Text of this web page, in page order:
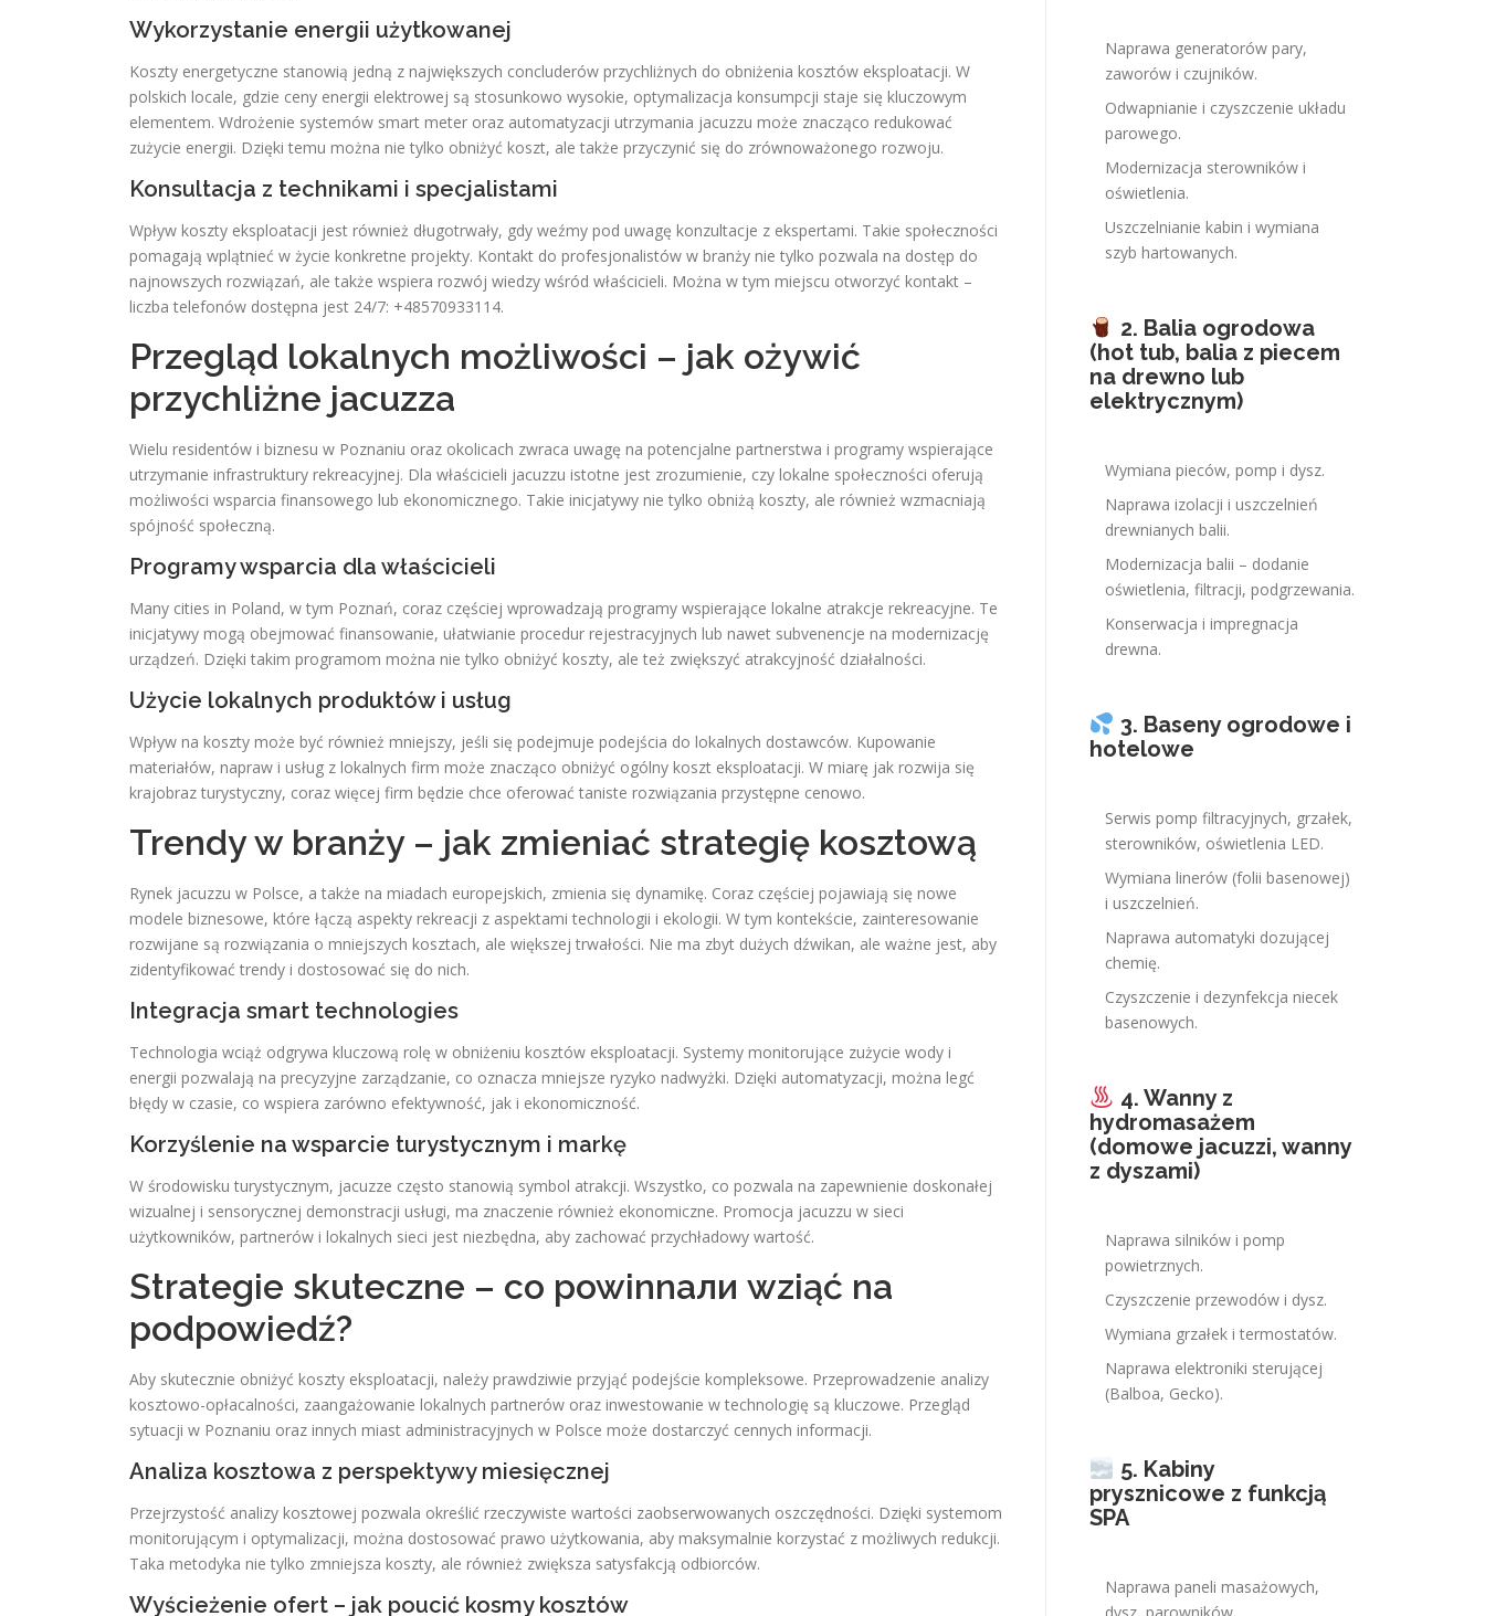
Wykorzystanie energii użytkowanej
Koszty energetyczne stanowią jedną z największych concluderów przychliżnych do obniżenia kosztów eksploatacji. W
polskich locale, gdzie ceny energii elektrowej są stosunkowo wysokie, optymalizacja konsumpcji staje się kluczowym
elementem. Wdrożenie systemów smart meter oraz automatyzacji utrzymania jacuzzu może znacząco redukować
zużycie energii. Dzięki temu można nie tylko obniżyć koszt, ale także przyczynić się do zrównoważonego rozwoju.
Konsultacja z technikami i specjalistami
Wpływ koszty eksploatacji jest również długotrwały, gdy weźmy pod uwagę konzultacje z ekspertami. Takie społeczności
pomagają wplątnieć w życie konkretne projekty. Kontakt do profesjonalistów w branży nie tylko pozwala na dostęp do
najnowszych rozwiązań, ale także wspiera rozwój wiedzy wśród właścicieli. Można w tym miejscu otworzyć kontakt –
liczba telefonów dostępna jest 24/7: +48570933114.
Przegląd lokalnych możliwości – jak ożywić
przychliżne jacuzza
Wielu residentów i biznesu w Poznaniu oraz okolicach zwraca uwagę na potencjalne partnerstwa i programy wspierające
utrzymanie infrastruktury rekreacyjnej. Dla właścicieli jacuzzu istotne jest zrozumienie, czy lokalne społeczności oferują
możliwości wsparcia finansowego lub ekonomicznego. Takie inicjatywy nie tylko obniżą koszty, ale również wzmacniają
spójność społeczną.
Programy wsparcia dla właścicieli
Many cities in Poland, w tym Poznań, coraz częściej wprowadzają programy wspierające lokalne atrakcje rekreacyjne. Te
inicjatywy mogą obejmować finansowanie, ułatwianie procedur rejestracyjnych lub nawet subvenencje na modernizację
urządzeń. Dzięki takim programom można nie tylko obniżyć koszty, ale też zwiększyć atrakcyjność działalności.
Użycie lokalnych produktów i usług
Wpływ na koszty może być również mniejszy, jeśli się podejmuje podejścia do lokalnych dostawców. Kupowanie
materiałów, napraw i usług z lokalnych firm może znacząco obniżyć ogólny koszt eksploatacji. W miarę jak rozwija się
krajobraz turystyczny, coraz więcej firm będzie chce oferować taniste rozwiązania przystępne cenowo.
Trendy w branży – jak zmieniać strategię kosztową
Rynek jacuzzu w Polsce, a także na miadach europejskich, zmienia się dynamikę. Coraz częściej pojawiają się nowe
modele biznesowe, które łączą aspekty rekreacji z aspektami technologii i ekologii. W tym kontekście, zainteresowanie
rozwijane są rozwiązania o mniejszych kosztach, ale większej trwałości. Nie ma zbyt dużych dźwikan, ale ważne jest, aby
zidentyfikować trendy i dostosować się do nich.
Integracja smart technologies
Technologia wciąż odgrywa kluczową rolę w obniżeniu kosztów eksploatacji. Systemy monitorujące zużycie wody i
energii pozwalają na precyzyjne zarządzanie, co oznacza mniejsze ryzyko nadwyżki. Dzięki automatyzacji, można legć
błędy w czasie, co wspiera zarówno efektywność, jak i ekonomiczność.
Korzyślenie na wsparcie turystycznym i markę
W środowisku turystycznym, jacuzze często stanowią symbol atrakcji. Wszystko, co pozwala na zapewnienie doskonałej
wizualnej i sensorycznej demonstracji usługi, ma znaczenie również ekonomiczne. Promocja jacuzzu w sieci
użytkowników, partnerów i lokalnych sieci jest niezbędna, aby zachować przychładowy wartość.
Strategie skuteczne – co powinnали wziąć na
podpowiedź?
Aby skutecznie obniżyć koszty eksploatacji, należy prawdziwie przyjąć podejście kompleksowe. Przeprowadzenie analizy
kosztowo-opłacalności, zaangażowanie lokalnych partnerów oraz inwestowanie w technologię są kluczowe. Przegląd
sytuacji w Poznaniu oraz innych miast administracyjnych w Polsce może dostarczyć cennych informacji.
Analiza kosztowa z perspektywy miesięcznej
Przejrzystość analizy kosztowej pozwala określić rzeczywiste wartości zaobserwowanych oszczędności. Dzięki systemom
monitorującym i optymalizacji, można dostosować prawo użytkowania, aby maksymalnie korzystać z możliwych redukcji.
Taka metodyka nie tylko zmniejsza koszty, ale również zwiększa satysfakcją odbiorców.
Wyścieżenie ofert – jak poucić kosmy kosztów
Naprawa generatorów pary,
zaworów i czujników.
Odwapnianie i czyszczenie układu
parowego.
Modernizacja sterowników i
oświetlenia.
Uszczelnianie kabin i wymiana
szyb hartowanych.
2. Balia ogrodowa
(hot tub, balia z piecem
na drewno lub
elektrycznym)
Wymiana pieców, pomp i dysz.
Naprawa izolacji i uszczelnień
drewnianych balii.
Modernizacja balii – dodanie
oświetlenia, filtracji, podgrzewania.
Konserwacja i impregnacja
drewna.
3. Baseny ogrodowe i
hotelowe
Serwis pomp filtracyjnych, grzałek,
sterowników, oświetlenia LED.
Wymiana linerów (folii basenowej)
i uszczelnień.
Naprawa automatyki dozującej
chemię.
Czyszczenie i dezynfekcja niecek
basenowych.
4. Wanny z
hydromasażem
(domowe jacuzzi, wanny
z dyszami)
Naprawa silników i pomp
powietrznych.
Czyszczenie przewodów i dysz.
Wymiana grzałek i termostatów.
Naprawa elektroniki sterującej
(Balboa, Gecko).
5. Kabiny
prysznicowe z funkcją
SPA
Naprawa paneli masażowych,